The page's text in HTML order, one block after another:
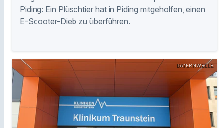
Piding: Ein Plüschtier hat in Piding mitgeholfen, einen
E-Scooter-Dieb zu überführen.
BAYERNWELLE